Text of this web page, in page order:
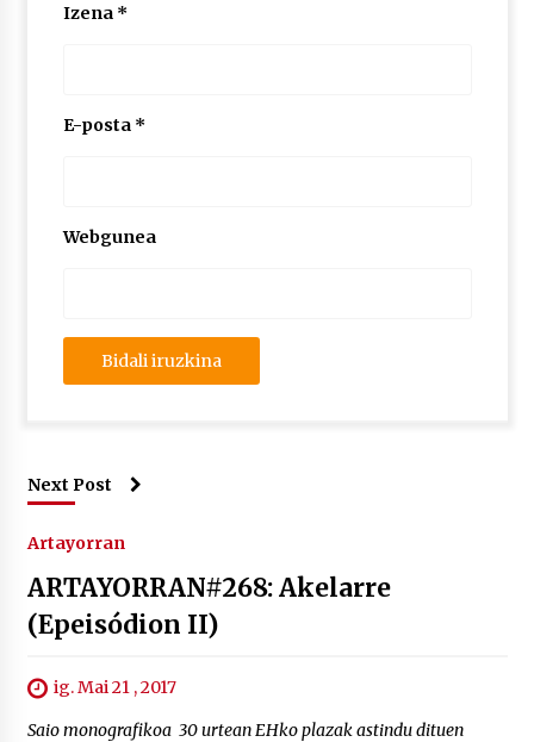
Izena *
E-posta *
Webgunea
Next Post
Artayorran
ARTAYORRAN#268: Akelarre
(Epeisódion II)
ig. Mai 21 , 2017
Saio monografikoa 30 urtean EHko plazak astindu dituen